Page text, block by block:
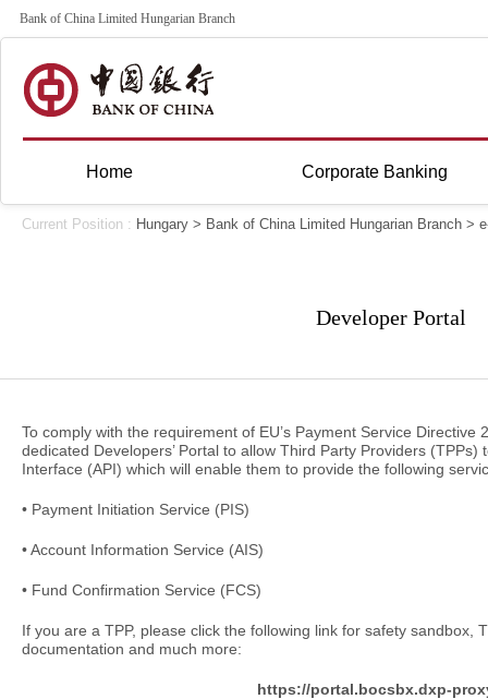
Bank of China Limited Hungarian Branch
Home Corporate Banking
Current Position : Hungary > Bank of China Limited Hungarian Branch >
Developer Portal
To comply with the requirement of EU’s Payment Service Directive
dedicated Developers’ Portal to allow Third Party Providers
Interface (API) which will enable them to provide the following
• Payment Initiation Service (PIS)
• Account Information Service (AIS)
• Fund Confirmation Service (FCS)
If you are a TPP, please click the following link for safety sandbox,
documentation and much more:
https://portal.bocsbx.dxp-